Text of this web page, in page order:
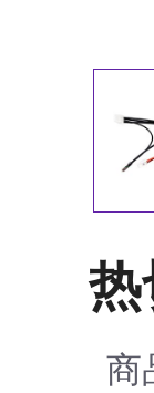
商